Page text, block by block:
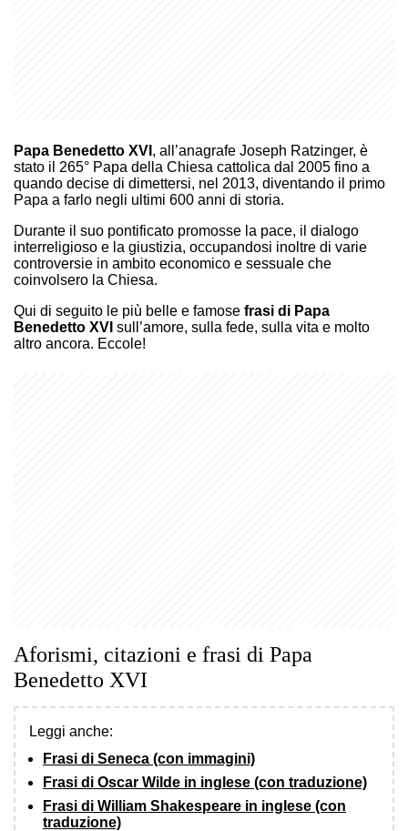
Papa Benedetto XVI , all’anagrafe Joseph Ratzinger, è
stato il 265° Papa della Chiesa cattolica dal 2005 fino a
quando decise di dimettersi, nel 2013, diventando il primo
Papa a farlo negli ultimi 600 anni di storia.
Durante il suo pontificato promosse la pace, il dialogo
interreligioso e la giustizia, occupandosi inoltre di varie
controversie in ambito economico e sessuale che
coinvolsero la Chiesa.
Qui di seguito le più belle e famose frasi di Papa
Benedetto XVI sull’amore, sulla fede, sulla vita e molto
altro ancora. Eccole!
Aforismi, citazioni e frasi di Papa
Benedetto XVI
Leggi anche:
Frasi di Seneca (con immagini)
Frasi di Oscar Wilde in inglese (con traduzione)
Frasi di William Shakespeare in inglese (con
traduzione)